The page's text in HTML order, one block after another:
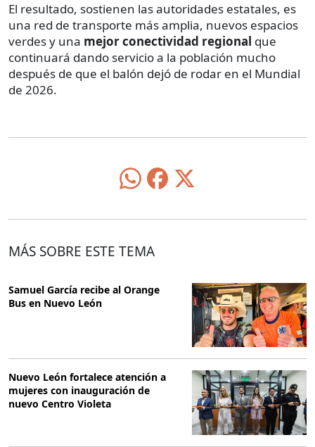
El resultado, sostienen las autoridades estatales, es
una red de transporte más amplia, nuevos espacios
verdes y una mejor conectividad regional que
continuará dando servicio a la población mucho
después de que el balón dejó de rodar en el Mundial
de 2026.
MÁS SOBRE ESTE TEMA
Samuel García recibe al Orange
Bus en Nuevo León
Nuevo León fortalece atención a
mujeres con inauguración de
nuevo Centro Violeta